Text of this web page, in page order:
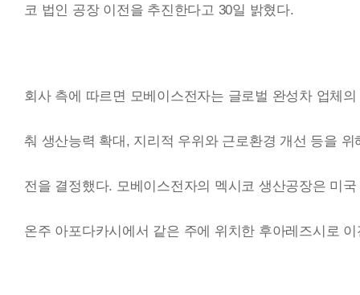
코 법인 공장 이전을 추진한다고 30일 밝혔다.
회사 측에 따르면 모베이스전자는 글로벌 완성차 업체
춰 생산능력 확대, 지리적 우위와 근로환경 개선 등을
전을 결정했다. 모베이스전자의 멕시코 생산공장은 미
온주 아포다카시에서 같은 주에 위치한 후아레즈시로